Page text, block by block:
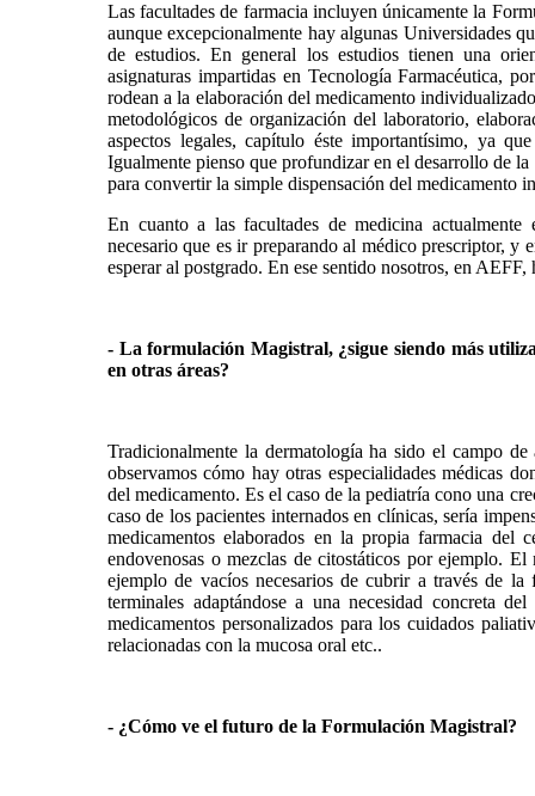
Las facultades de farmacia incluyen únicamente la
aunque excepcionalmente hay algunas Universidades
de estudios. En general los estudios tienen una
asignaturas impartidas en Tecnología Farmacéutica,
rodean a la elaboración del medicamento
metodológicos de organización del laboratorio,
aspectos legales, capítulo éste importantísimo, ya
Igualmente pienso que profundizar en el desarrollo de
para convertir la simple dispensación del medicamento
En cuanto a las facultades de medicina
necesario que es ir preparando al médico prescriptor, y
esperar al postgrado. En ese sentido nosotros, en
- La formulación Magistral, ¿sigue siendo más
en otras áreas?
Tradicionalmente la dermatología ha sido el campo
observamos cómo hay otras especialidades médicas
del medicamento. Es el caso de la pediatría cono una
caso de los pacientes internados en clínicas, sería
medicamentos elaborados en la propia farmacia del
endovenosas o mezclas de citostáticos por ejemplo.
ejemplo de vacíos necesarios de cubrir a través de
terminales adaptándose a una necesidad concreta
medicamentos personalizados para los cuidados
relacionadas con la mucosa oral etc..
- ¿Cómo ve el futuro de la Formulación Magistral?